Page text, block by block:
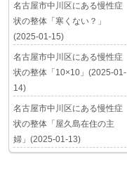
名古屋市中川区にある慢性症
状の整体「寒くない？」
(2025-01-15)
名古屋市中川区にある慢性症
状の整体「10×10」(2025-01-
14)
名古屋市中川区にある慢性症
状の整体「屋久島在住の主
婦」(2025-01-13)